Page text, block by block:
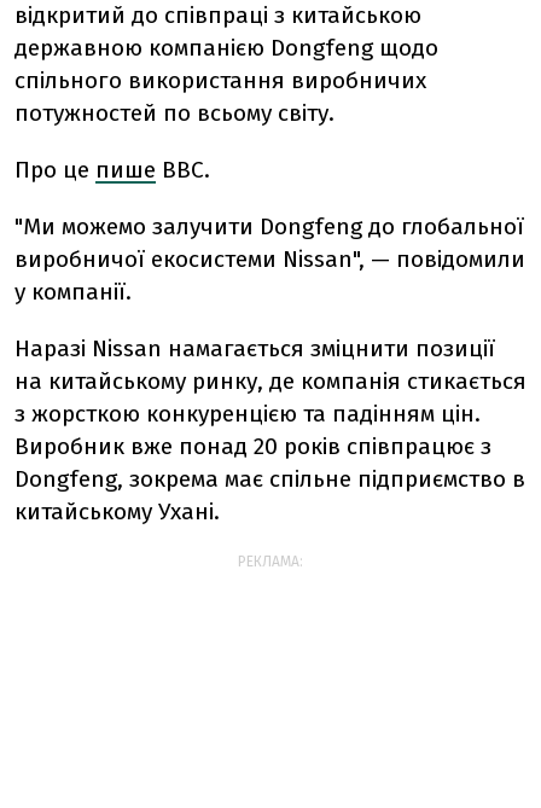
відкритий до співпраці з китайською
державною компанією Dongfeng щодо
спільного використання виробничих
потужностей по всьому світу.
Про це пише BBC.
"Ми можемо залучити Dongfeng до глобальної
виробничої екосистеми Nissan", — повідомили
у компанії.
Наразі Nissan намагається зміцнити позиції
на китайському ринку, де компанія стикається
з жорсткою конкуренцією та падінням цін.
Виробник вже понад 20 років співпрацює з
Dongfeng, зокрема має спільне підприємство в
китайському Ухані.
РЕКЛАМА: